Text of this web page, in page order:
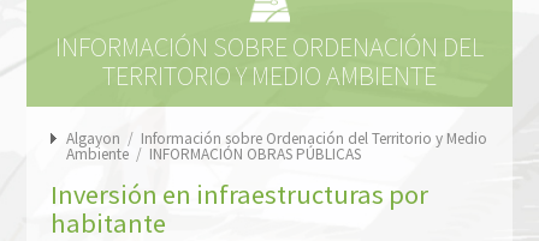
INFORMACIÓN SOBRE ORDENACIÓN DEL
TERRITORIO Y MEDIO AMBIENTE
Algayon / Información sobre Ordenación del Territorio y Medio
Ambiente / INFORMACIÓN OBRAS PÚBLICAS
Inversión en infraestructuras por
habitante